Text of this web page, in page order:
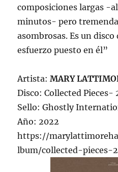
composiciones largas -
minutos- pero
asombrosas. Es un
esfuerzo puesto en él”
Artista:MARY
Disco: Collected Pieces-
Sello: Ghostly
Año: 2022
https://
lbum/collected-pieces-